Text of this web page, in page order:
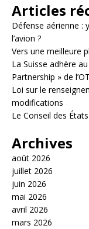
Articles
Défense aérienne :
l’avion ?
Vers une meilleure
La Suisse adhère
Partnership » de
Loi sur le
modifications
Le Conseil des
Archives
août 2026
juillet 2026
juin 2026
mai 2026
avril 2026
mars 2026